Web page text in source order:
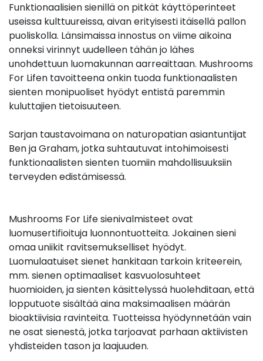
Funktionaalisien sienillä on pitkät käyttöperinteet
useissa kulttuureissa, aivan erityisesti itäisellä pallon
puoliskolla. Länsimaissa innostus on viime aikoina
onneksi virinnyt uudelleen tähän jo lähes
unohdettuun luomakunnan aarreaittaan. Mushrooms
For Lifen tavoitteena onkin tuoda funktionaalisten
sienten monipuoliset hyödyt entistä paremmin
kuluttajien tietoisuuteen.
Sarjan taustavoimana on naturopatian asiantuntijat
Ben ja Graham, jotka suhtautuvat intohimoisesti
funktionaalisten sienten tuomiin mahdollisuuksiin
terveyden edistämisessä.
Mushrooms For Life sienivalmisteet ovat
luomusertifioituja luonnontuotteita. Jokainen sieni
omaa uniikit ravitsemukselliset hyödyt.
Luomulaatuiset sienet hankitaan tarkoin kriteerein,
mm. sienen optimaaliset kasvuolosuhteet
huomioiden, ja sienten käsittelyssä huolehditaan, että
lopputuote sisältää aina maksimaalisen määrän
bioaktiivisia ravinteita. Tuotteissa hyödynnetään vain
ne osat sienestä, jotka tarjoavat parhaan aktiivisten
yhdisteiden tason ja laajuuden.